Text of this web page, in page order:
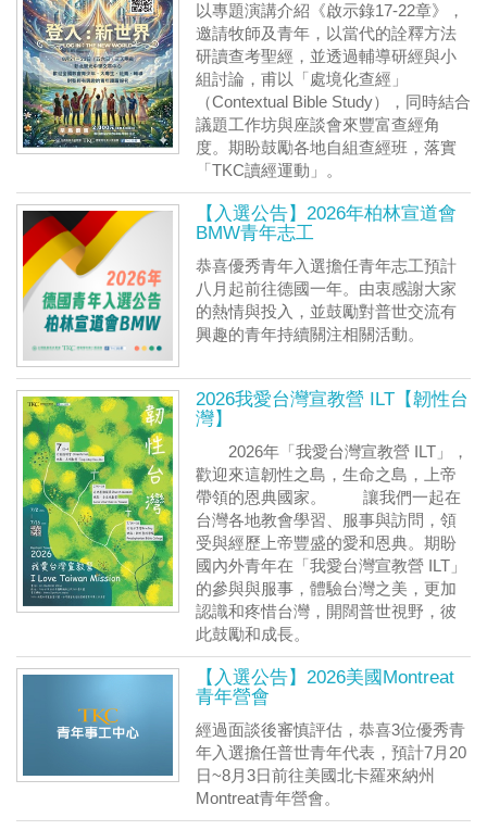
以專題演講介紹《啟示錄17-22章》，
邀請牧師及青年，以當代的詮釋方法
研讀查考聖經，並透過輔導研經與小
組討論，甫以「處境化查經」
（Contextual Bible Study），同時結合
議題工作坊與座談會來豐富查經角
度。期盼鼓勵各地自組查經班，落實
「TKC讀經運動」。
【入選公告】2026年柏林宣道會
BMW青年志工
恭喜優秀青年入選擔任青年志工預計
八月起前往德國一年。由衷感謝大家
的熱情與投入，並鼓勵對普世交流有
興趣的青年持續關注相關活動。
2026我愛台灣宣教營 ILT【韌性台
灣】
2026年「我愛台灣宣教營 ILT」，
歡迎來這韌性之島，生命之島，上帝
帶領的恩典國家。 讓我們一起在
台灣各地教會學習、服事與訪問，領
受與經歷上帝豐盛的愛和恩典。期盼
國內外青年在「我愛台灣宣教營 ILT」
的參與與服事，體驗台灣之美，更加
認識和疼惜台灣，開闊普世視野，彼
此鼓勵和成長。
【入選公告】2026美國Montreat
青年營會
經過面談後審慎評估，恭喜3位優秀青
年入選擔任普世青年代表，預計7月20
日~8月3日前往美國北卡羅來納州
Montreat青年營會。